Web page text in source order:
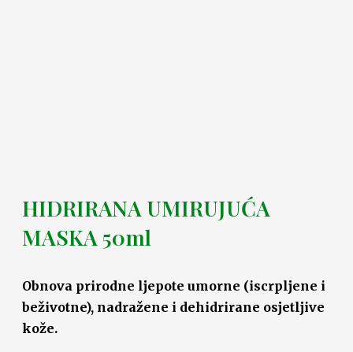
HIDRIRANA UMIRUJUĆA
MASKA 50ml
Obnova prirodne ljepote umorne (iscrpljene i
beživotne), nadražene i dehidrirane osjetljive
kože.